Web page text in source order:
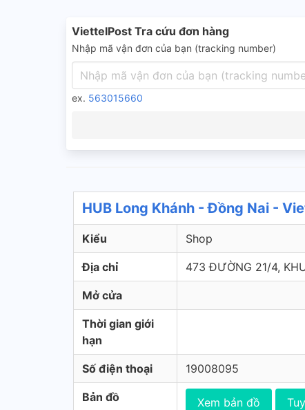
ViettelPost Tra cứu đơn hàng
Nhập mã vận đơn của bạn (tracking number)
ex. 563015660
HUB Long Khánh - Đồng Nai -
Kiểu Shop
Địa chỉ 473 ĐƯỜNG 21/4,
Mở cửa
Thời gian giới
hạn
Số điện thoại 19008095
Bản đồ Xem bản đồ